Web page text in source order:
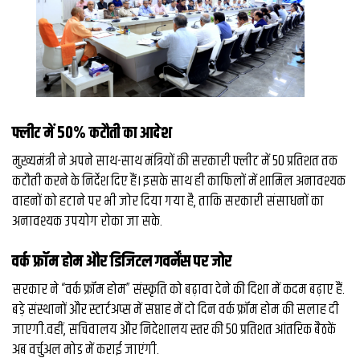
फैक्ट चेक
व्यापार
मौसम
फ्लीट में 50% कटौती का आदेश
मुख्यमंत्री ने अपने साथ-साथ मंत्रियों की सरकारी फ्लीट में 50 प्रतिशत तक
कटौती करने के निर्देश दिए हैं। इसके साथ ही काफिलों में शामिल अनावश्यक
वाहनों को हटाने पर भी जोर दिया गया है, ताकि सरकारी संसाधनों का
अनावश्यक उपयोग रोका जा सके.
वर्क फ्रॉम होम और डिजिटल गवर्नेंस पर जोर
सरकार ने “वर्क फ्रॉम होम” संस्कृति को बढ़ावा देने की दिशा में कदम बढ़ाए हैं.
बड़े संस्थानों और स्टार्टअप्स में सप्ताह में दो दिन वर्क फ्रॉम होम की सलाह दी
जाएगी.वहीं, सचिवालय और निदेशालय स्तर की 50 प्रतिशत आंतरिक बैठकें
अब वर्चुअल मोड में कराई जाएंगी.